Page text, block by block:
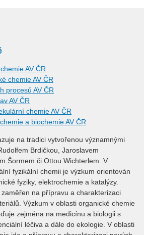
AV ČR
chemie AV ČR
procesů AV ČR
AV ČR
chemie AV ČR
a biochemie AV ČR
na tradici vytvořenou významnými
Brdičkou, Jaroslavem
Šormem či Ottou Wichterlem. V
fyzikální chemii je výzkum orientován
fyziky, elektrochemie a katalýzy.
na přípravu a charakterizaci
Výzkum v oblasti organické chemie
zejména na medicínu a biologii s
léčiva a dále do ekologie. V oblasti